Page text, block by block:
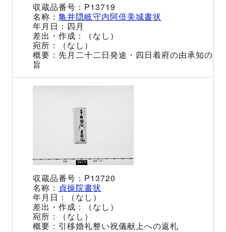
P13719
亀井隠岐守内阿倍美城書状
四月
（なし）
（なし）
先月二十二日発途・四日着府の由承知の
旨
P13720
貞操院書状
（なし）
（なし）
（なし）
引移婚礼整い祝儀献上への返札